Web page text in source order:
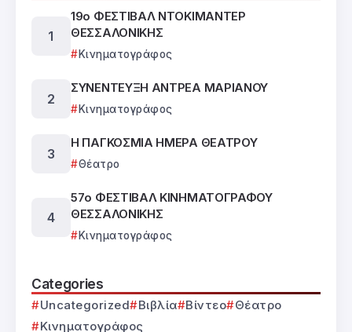
19ο ΦΕΣΤΙΒΑΛ ΝΤΟΚΙΜΑΝΤΕΡ
ΘΕΣΣΑΛΟΝΙΚΗΣ
Κινηματογράφος
ΣΥΝΕΝΤΕΥΞΗ ΑΝΤΡΕΑ ΜΑΡΙΑΝΟΥ
Κινηματογράφος
Η ΠΑΓΚΟΣΜΙΑ ΗΜΕΡΑ ΘΕΑΤΡΟΥ
Θέατρο
57ο ΦΕΣΤΙΒΑΛ ΚΙΝΗΜΑΤΟΓΡΑΦΟΥ
ΘΕΣΣΑΛΟΝΙΚΗΣ
Κινηματογράφος
Categories
Uncategorized Βιβλία Βίντεο
Θέατρο
Κινηματογράφος